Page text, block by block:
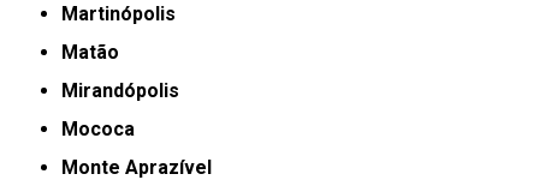
Martinópolis
Matão
Mirandópolis
Mococa
Monte Aprazível